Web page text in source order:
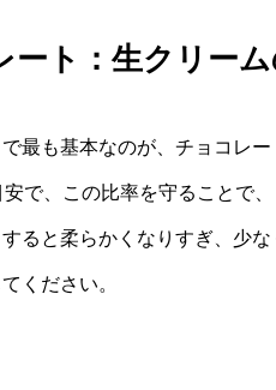
ート：生クリー
最も基本なのが、チョコレ
安で、この比率を守ることで
ると柔らかくなりすぎ、少
ください。